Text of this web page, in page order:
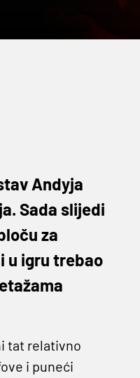
Andyja
Sada slijedi
za
u igru trebao
tat relativno
i puneći